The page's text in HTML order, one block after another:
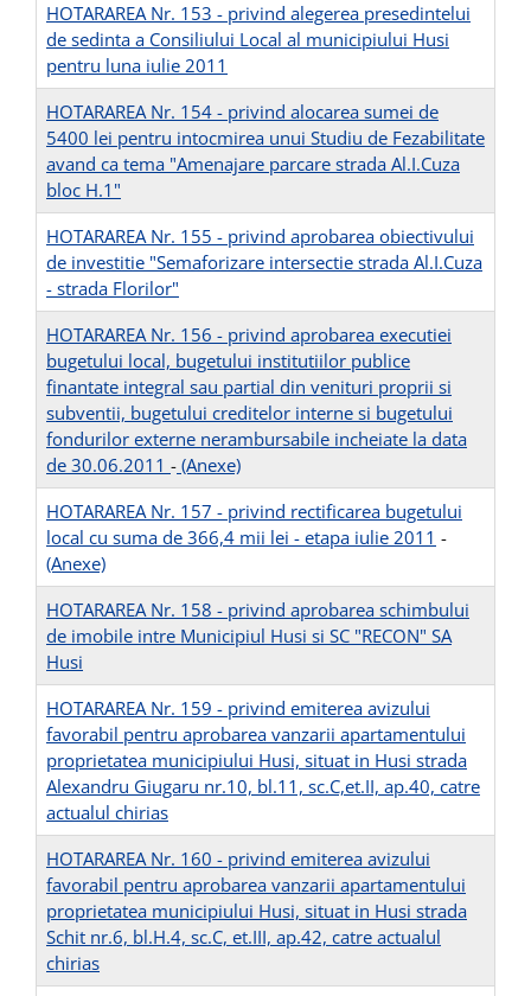
HOTARAREA Nr. 153 - privind alegerea presedintelui
de sedinta a Consiliului Local al municipiului Husi
pentru luna iulie 2011
HOTARAREA Nr. 154 - privind alocarea sumei de
5400 lei pentru intocmirea unui Studiu de Fezabilitate
avand ca tema "Amenajare parcare strada Al.I.Cuza
bloc H.1"
HOTARAREA Nr. 155 - privind aprobarea obiectivului
de investitie "Semaforizare intersectie strada Al.I.Cuza
- strada Florilor"
HOTARAREA Nr. 156 - privind aprobarea executiei
bugetului local, bugetului institutiilor publice
finantate integral sau partial din venituri proprii si
subventii, bugetului creditelor interne si bugetului
fondurilor externe nerambursabile incheiate la data
de 30.06.2011 - (Anexe)
HOTARAREA Nr. 157 - privind rectificarea bugetului
local cu suma de 366,4 mii lei - etapa iulie 2011 -
(Anexe)
HOTARAREA Nr. 158 - privind aprobarea schimbului
de imobile intre Municipiul Husi si SC "RECON" SA
Husi
HOTARAREA Nr. 159 - privind emiterea avizului
favorabil pentru aprobarea vanzarii apartamentului
proprietatea municipiului Husi, situat in Husi strada
Alexandru Giugaru nr.10, bl.11, sc.C,et.II, ap.40, catre
actualul chirias
HOTARAREA Nr. 160 - privind emiterea avizului
favorabil pentru aprobarea vanzarii apartamentului
proprietatea municipiului Husi, situat in Husi strada
Schit nr.6, bl.H.4, sc.C, et.III, ap.42, catre actualul
chirias